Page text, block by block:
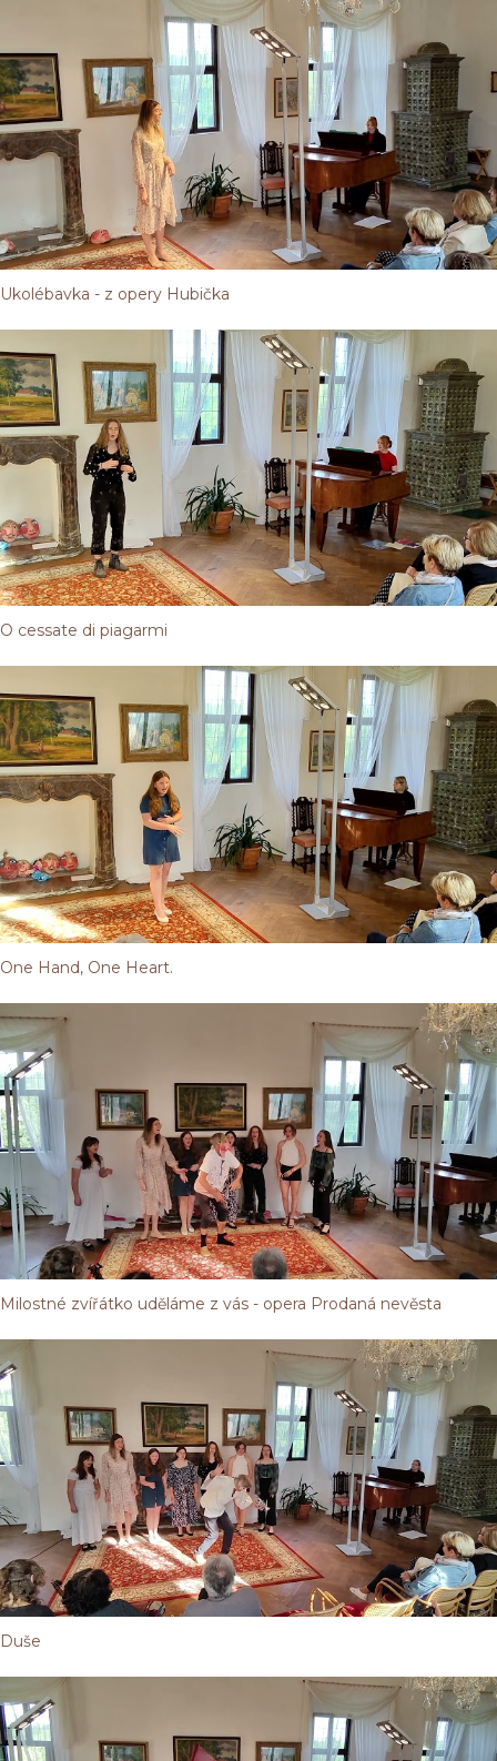
Ukolébavka - z opery Hubička
O cessate di piagarmi
One Hand, One Heart.
Milostné zvířátko uděláme z vás - opera Prodaná nevěsta
Duše